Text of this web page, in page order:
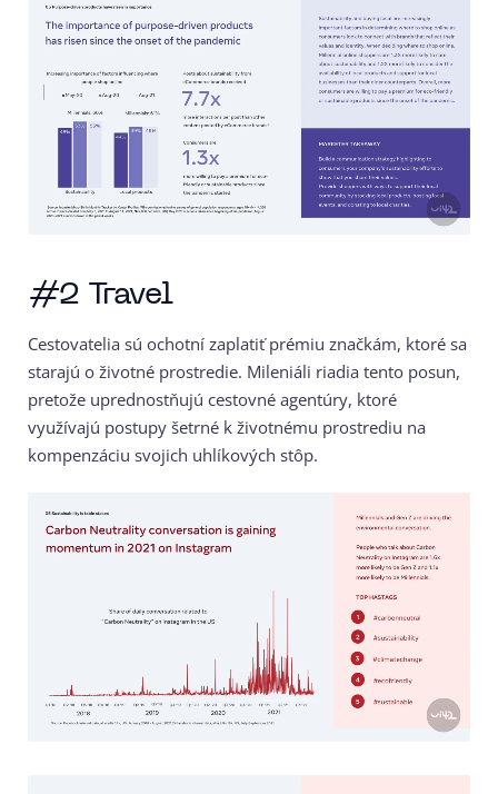
#2 Travel
Cestovatelia sú ochotní zaplatiť prémiu značkám, ktoré sa
starajú o životné prostredie. Mileniáli riadia tento posun,
pretože uprednostňujú cestovné agentúry, ktoré
využívajú postupy šetrné k životnému prostrediu na
kompenzáciu svojich uhlíkových stôp.